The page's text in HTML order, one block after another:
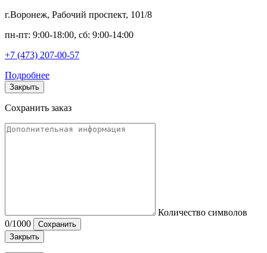
г.Воронеж, Рабочий проспект, 101/8
пн-пт: 9:00-18:00, сб: 9:00-14:00
+7 (473) 207-00-57
Подробнее
Закрыть
Сохранить заказ
Количество символов
0/1000
Сохранить
Закрыть